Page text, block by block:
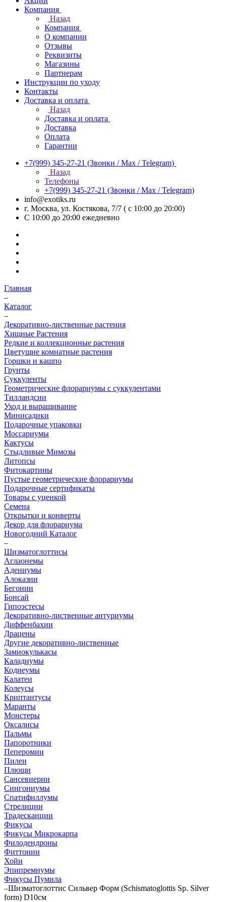
Компания
Назад
Компания
О компании
Отзывы
Реквизиты
Магазины
Партнерам
Инструкции по уходу
Контакты
Доставка и оплата
Назад
Доставка и оплата
Доставка
Оплата
Гарантии
+7(999) 345-27-21 (Звонки / Max / Telegram)
Назад
Телефоны
+7(999) 345-27-21 (Звонки / Max / Telegram)
info@exotiks.ru
г. Москва, ул. Костякова, 7/7 ( с 10:00 до 20:00)
С 10:00 до 20:00 ежедневно
Главная
–
Каталог
–
Декоративно-лиственные растения
Хищные Растения
Редкие и коллекционные растения
Цветущие комнатные растения
Горшки и кашпо
Грунты
Суккуленты
Геометрические флорариумы с суккулентами
Тилландсии
Уход и выращивание
Минисадики
Подарочные упаковки
Моссариумы
Кактусы
Стыдливые Мимозы
Литопсы
Фитокартины
Пустые геометрические флорариумы
Подарочные сертификаты
Товары с уценкой
Семена
Открытки и конверты
Декор для флорариума
Новогодний Каталог
–
Шизматоглоттисы
Аглаонемы
Адениумы
Алоказии
Бегонии
Бонсай
Гипоэстесы
Декоративно-лиственные антуриумы
Диффенбахии
Драцены
Другие декоративно-лиственные
Замиокулькасы
Каладиумы
Кодиеумы
Калатеи
Колеусы
Криптантусы
Маранты
Монстеры
Оксалисы
Пальмы
Папоротники
Пеперомии
Пилеи
Плющи
Сансевиерии
Сингониумы
Спатифиллумы
Стрелиции
Традесканции
Фикусы
Фикусы Микрокарпа
Филодендроны
Фиттонии
Хойи
Эпипремнумы
Фикусы Пумила
–Шизматоглоттис Сильвер Форм (Schismatoglottis Sp. Silver
form) D10см